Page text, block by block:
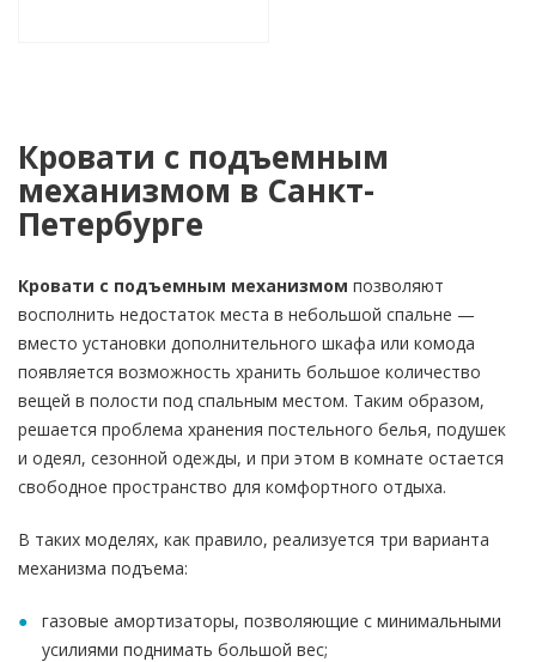
Кровати с подъемным
механизмом в Санкт-
Петербурге
Кровати с подъемным механизмом позволяют
восполнить недостаток места в небольшой спальне —
вместо установки дополнительного шкафа или комода
появляется возможность хранить большое количество
вещей в полости под спальным местом. Таким образом,
решается проблема хранения постельного белья, подушек
и одеял, сезонной одежды, и при этом в комнате остается
свободное пространство для комфортного отдыха.
В таких моделях, как правило, реализуется три варианта
механизма подъема:
газовые амортизаторы, позволяющие с минимальными
усилиями поднимать большой вес;